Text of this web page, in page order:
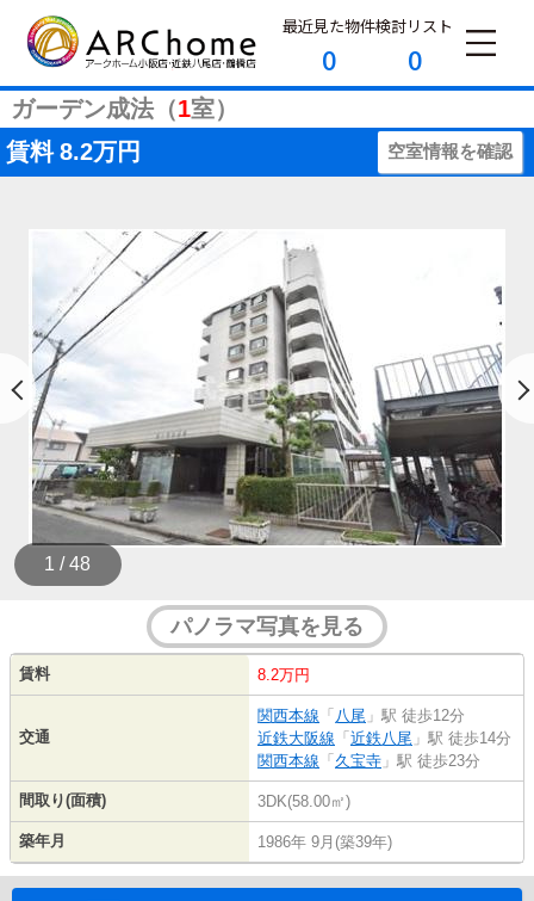
最近見た物件
0
検討リスト
0
ガーデン成法（1室）
賃料 8.2万円 空室情報を確認
1 / 48
パノラマ写真を見る
賃料 8.2万円
交通
関西本線 「 八尾 」駅 徒歩12分
近鉄大阪線 「 近鉄八尾 」駅 徒歩14分
関西本線 「 久宝寺 」駅 徒歩23分
間取り(面積) 3DK(58.00㎡)
築年月 1986年 9月(築39年)